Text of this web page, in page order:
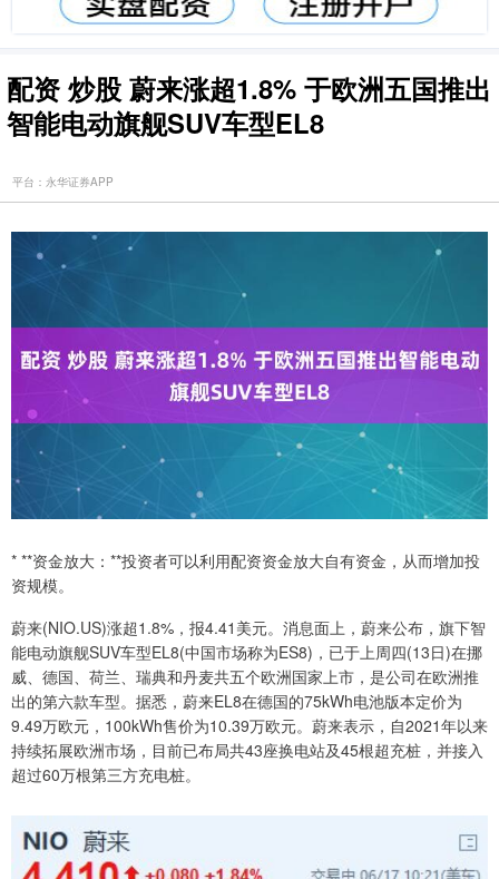
配资 炒股 蔚来涨超1.8% 于欧洲五国推出
智能电动旗舰SUV车型EL8
平台：永华证券APP
* **资金放大：**投资者可以利用配资资金放大自有资金，从而增加投
资规模。
蔚来(NIO.US)涨超1.8%，报4.41美元。消息面上，蔚来公布，旗下智
能电动旗舰SUV车型EL8(中国市场称为ES8)，已于上周四(13日)在挪
威、德国、荷兰、瑞典和丹麦共五个欧洲国家上市，是公司在欧洲推
出的第六款车型。据悉，蔚来EL8在德国的75kWh电池版本定价为
9.49万欧元，100kWh售价为10.39万欧元。蔚来表示，自2021年以来
持续拓展欧洲市场，目前已布局共43座换电站及45根超充桩，并接入
超过60万根第三方充电桩。